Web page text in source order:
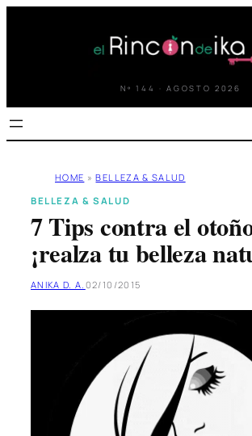
Nº 144 · AGOSTO 2026
HOME » BELLEZA & SALUD
BELLEZA & SALUD
7 Tips contra el
¡realza tu belleza
ANIKA D. A. 02/10/2015